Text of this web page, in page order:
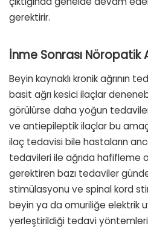
gerektirir.
İnme Sonrası Nöropatik
Beyin kaynaklı kronik ağrının
basit ağrı kesici ilaçlar
görülürse daha yoğun
ve antiepileptik ilaçlar bu
ilaç tedavisi bile hastaların
tedavileri ile ağrıda hafifleme
gerektiren bazı tedaviler
stimülasyonu ve spinal kord
beyin ya da omuriliğe elektrik
yerleştirildiği tedavi